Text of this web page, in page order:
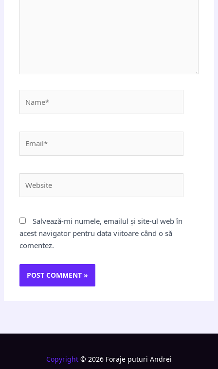
Salvează-mi numele, emailul și site-ul web în
acest navigator pentru data viitoare când o să
comentez.
Copyright © 2026 Foraje puturi Andrei